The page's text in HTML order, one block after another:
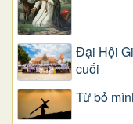
Đại Hội
cuối
Từ bỏ